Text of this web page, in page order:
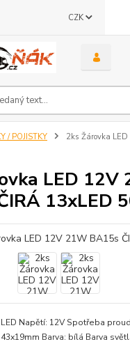
CZK
/ POJISTKY
2ks Žárovka
LED 12V
13xLED
LED Napětí: 12V Spotřeba
Barva: bílá Barva